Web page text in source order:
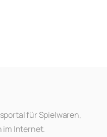
für Spielwaren,
im Internet.